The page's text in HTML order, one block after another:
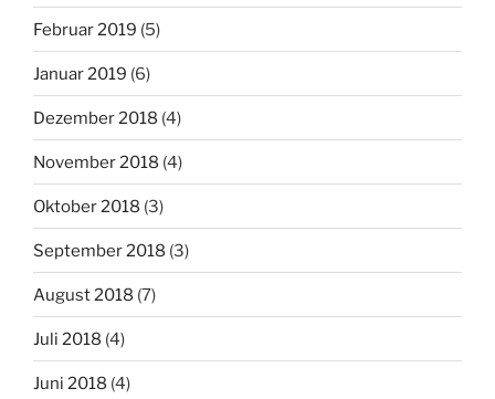
Februar 2019 (5)
Januar 2019 (6)
Dezember 2018 (4)
November 2018 (4)
Oktober 2018 (3)
September 2018 (3)
August 2018 (7)
Juli 2018 (4)
Juni 2018 (4)